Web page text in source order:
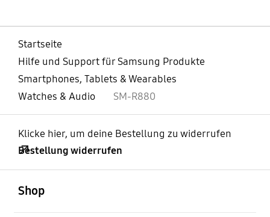
Startseite
Hilfe und Support für Samsung Produkte
Smartphones, Tablets & Wearables
Watches & Audio
SM-R880
Klicke hier, um deine Bestellung zu widerrufen
Bestellung widerrufen
Shop